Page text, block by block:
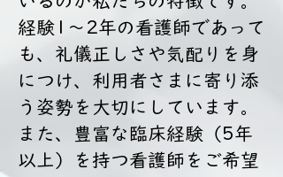
経験1〜2年の看護師であって
も、礼儀正しさや気配りを身
につけ、利用者さまに寄り添
う姿勢を大切にしています。
また、豊富な臨床経験（5年
以上）を持つ看護師をご希望